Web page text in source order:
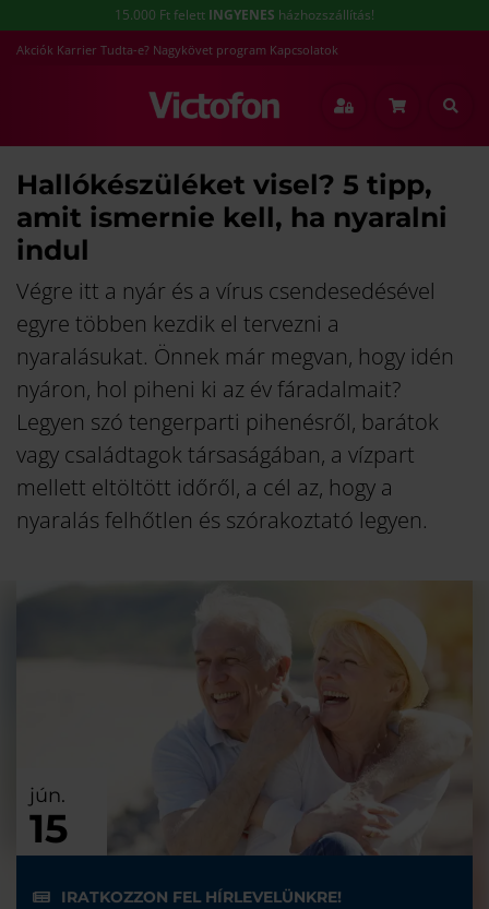
15.000 Ft felett INGYENES házhozszállítás!
Akciók Karrier Tudta-e? Nagykövet program Kapcsolatok
Hallókészüléket visel? 5 tipp,
amit ismernie kell, ha nyaralni
indul
Végre itt a nyár és a vírus csendesedésével
egyre többen kezdik el tervezni a
nyaralásukat. Önnek már megvan, hogy idén
nyáron, hol piheni ki az év fáradalmait?
Legyen szó tengerparti pihenésről, barátok
vagy családtagok társaságában, a vízpart
mellett eltöltött időről, a cél az, hogy a
nyaralás felhőtlen és szórakoztató legyen.
jún.
15
IRATKOZZON FEL HÍRLEVELÜNKRE!